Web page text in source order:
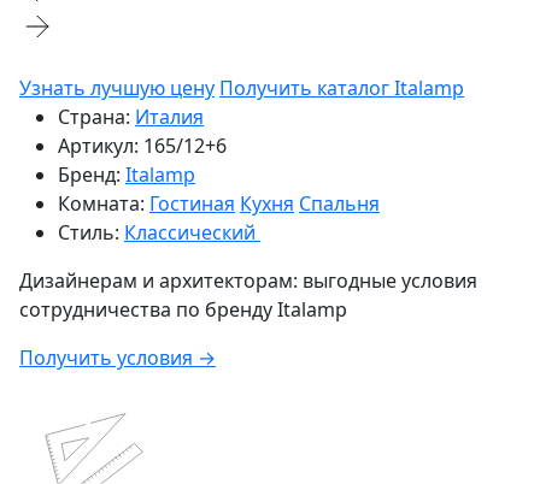
Узнать лучшую цену Получить каталог Italamp
Страна: Италия
Артикул: 165/12+6
Бренд: Italamp
Комната: Гостиная Кухня Спальня
Стиль: Классический
Дизайнерам и архитекторам: выгодные условия
сотрудничества по брендуItalamp
Получить условия →